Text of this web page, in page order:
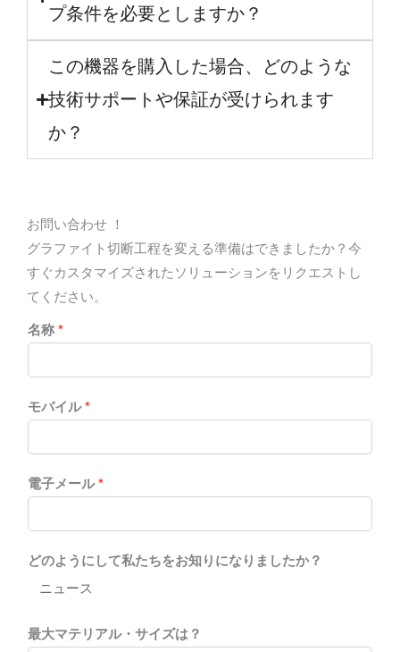
プ条件を必要としますか？
この機器を購入した場合、どのような
技術サポートや保証が受けられます
か？
お問い合わせ ！
グラファイト切断工程を変える準備はできましたか？今
すぐカスタマイズされたソリューションをリクエストし
てください。
名称 *
モバイル*
電子メール*
どのようにして私たちをお知りになりましたか？
最大マテリアル・サイズは？